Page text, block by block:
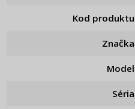
Kod produktu
Značka
Model
Séria